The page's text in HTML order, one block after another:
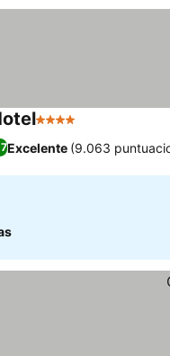
4 Estrellas
Excelente (9.063